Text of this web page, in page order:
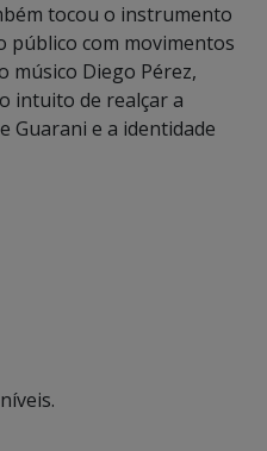
tocou o instrumento
público com movimentos
músico Diego Pérez,
intuito de realçar a
Guarani e a identidade